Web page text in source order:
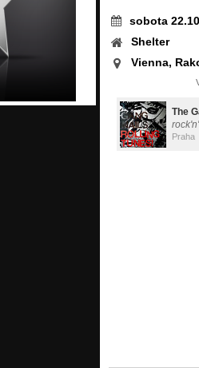
sobota
Shelter
Vienna,
The
Praha